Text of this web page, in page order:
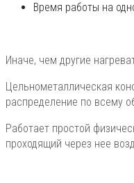
Время работы на
Иначе, чем другие
Цельнометаллическая
распределение по всему
Работает простой
проходящий через нее